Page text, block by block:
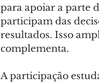
para apoiar a parte
participam das
resultados. Isso
complementa.
A participação